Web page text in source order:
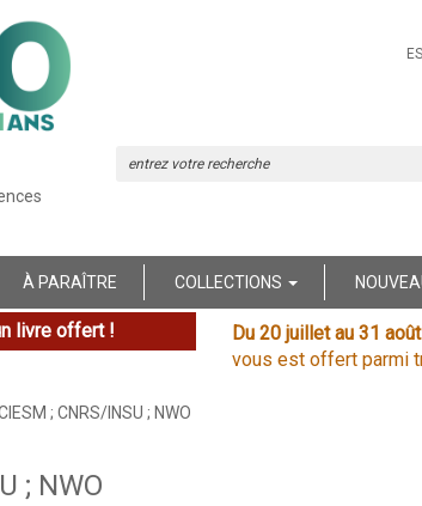
À PARAÎTRE COLLECTIONS
livre offert ! Du 20 juillet au 31
vous est offert parmi
; CNRS/INSU ; NWO
; NWO